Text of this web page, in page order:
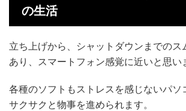
の生活
立ち上げから、シャットダウンまでのス
あり、スマートフォン感覚に近いと思い
各種のソフトもストレスを感じないパソ
サクサクと物事を進められます。